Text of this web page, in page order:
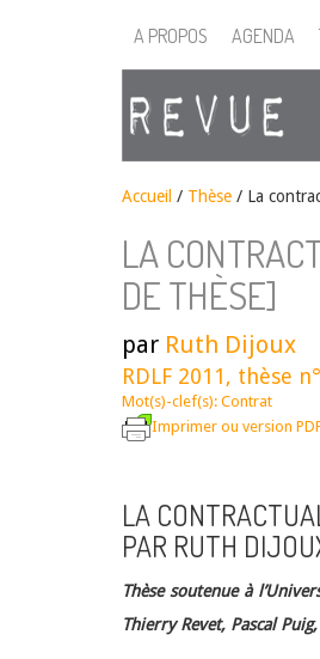
A PROPOS AGENDA
Accueil / Thèse / La
LA
DE THÈSE]
par Ruth Dijoux
RDLF 2011, thèse
Mot(s)-clef(s): Contrat
Imprimer ou version
LA
PAR RUTH
Thèse soutenue à
Thierry Revet, Pascal